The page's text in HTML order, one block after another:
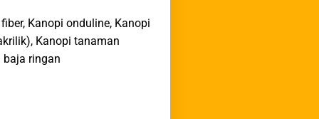
Kanopi onduline, Kanopi
Kanopi tanaman
baja ringan